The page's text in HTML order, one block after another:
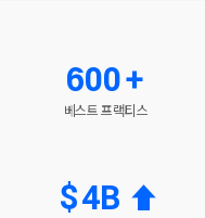
600+
베스트 프랙티스
$4B ⬆︎